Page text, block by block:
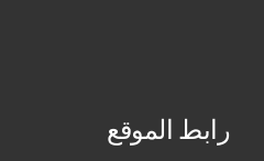
رابط الموقع